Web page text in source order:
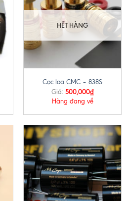
HẾT HÀNG
Cọc loa CMC – 838S
Giá: 500,000₫
Hàng đang về